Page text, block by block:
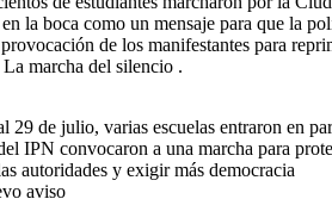
la boca como un mensaje para que la
de los manifestantes para
marcha del silencio .
29 de julio, varias escuelas entraron en
IPN convocaron a una marcha para
autoridades y exigir más democracia
aviso